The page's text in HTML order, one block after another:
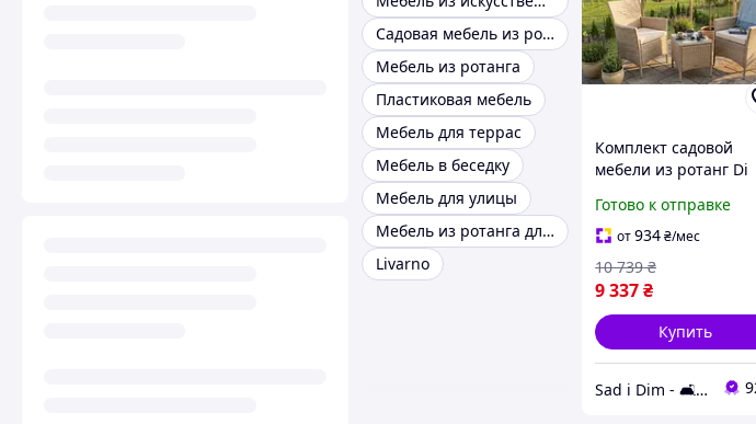
Садовая мебель из ротанга
Мебель из ротанга
Пластиковая мебель
Мебель для террас
Мебель в беседку
Мебель для улицы
Мебель из ротанга для террасы
Livarno
Комплект садовой
мебели из ротанг Di
кресла и столик для
террасы
Готово к отправке
от934₴/мес
9 337₴
10 739 ₴
Купить
Sad i Dim - 🛋️ Меблі для дому та саду🏡